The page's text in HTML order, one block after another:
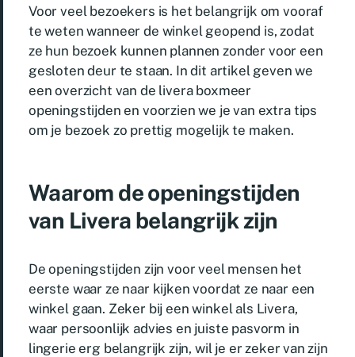
Voor veel bezoekers is het belangrijk om vooraf
te weten wanneer de winkel geopend is, zodat
ze hun bezoek kunnen plannen zonder voor een
gesloten deur te staan. In dit artikel geven we
een overzicht van de livera boxmeer
openingstijden en voorzien we je van extra tips
om je bezoek zo prettig mogelijk te maken.
Waarom de openingstijden
van Livera belangrijk zijn
De openingstijden zijn voor veel mensen het
eerste waar ze naar kijken voordat ze naar een
winkel gaan. Zeker bij een winkel als Livera,
waar persoonlijk advies en juiste pasvorm in
lingerie erg belangrijk zijn, wil je er zeker van zijn